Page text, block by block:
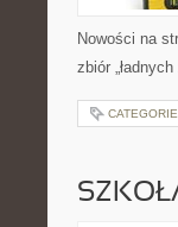
Nowości na
zbiór